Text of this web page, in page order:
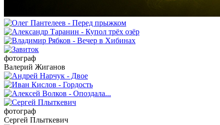
фотограф
Валерий Жиганов
фотограф
Сергей Плыткевич